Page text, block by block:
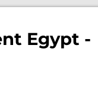
Egypt -